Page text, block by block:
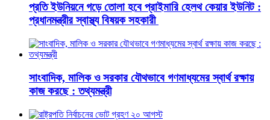
প্রতি ইউনিয়নে গড়ে তোলা হবে প্রাইমারি হেলথ কেয়ার ইউনিট :
প্রধানমন্ত্রীর স্বাস্থ্য বিষয়ক সহকারী
সাংবাদিক, মালিক ও সরকার যৌথভাবে গণমাধ্যমের স্বার্থ রক্ষায়
কাজ করছে : তথ্যমন্ত্রী